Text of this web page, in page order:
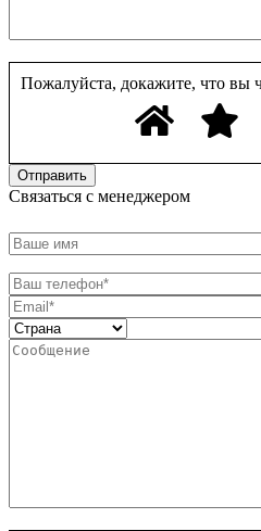
Пожалуйста, докажите, что вы
Связаться с менеджером